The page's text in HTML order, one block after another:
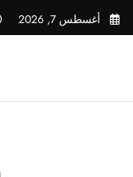
التجاوز
إلى
أغسطس 7, 2026